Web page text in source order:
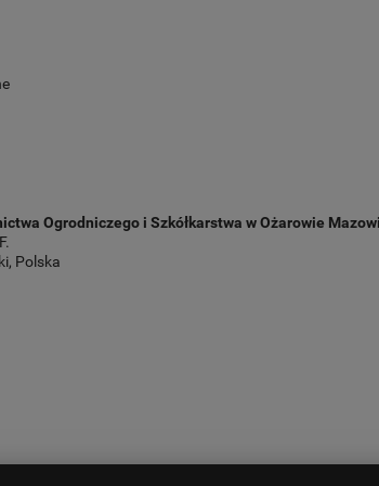
Ogrodniczego i Szkółkarstwa w Ożarowie
Polska